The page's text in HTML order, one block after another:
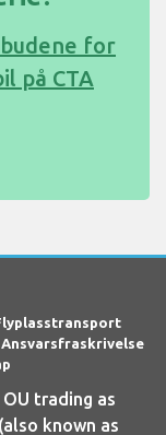
for
på CTA
Ansvarsfraskrivelse
trading as
known as